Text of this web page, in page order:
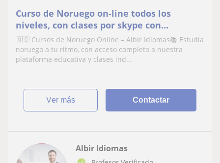
Curso de Noruego on-line todos los
niveles, con clases por skype con
profesoras Nativas. y un curso enfocado
en la Salud Noruega
🇳🇴 Cursos de Noruego Online – Albir Idiomas📚 Estudia
noruego a tu ritmo, con acceso completo a nuestra
plataforma educativa y clases ind...
ver más Contactar
Albir Idiomas